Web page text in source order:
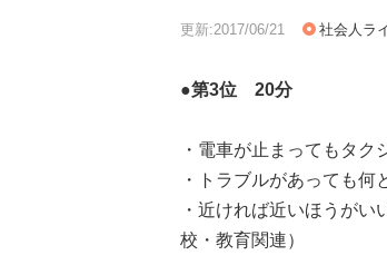
更新:2017/06/21 社会人ラ
●第3位 20分
・電車が止まってもタク
・トラブルがあっても何
・近ければ近いほうが
校・教育関連）